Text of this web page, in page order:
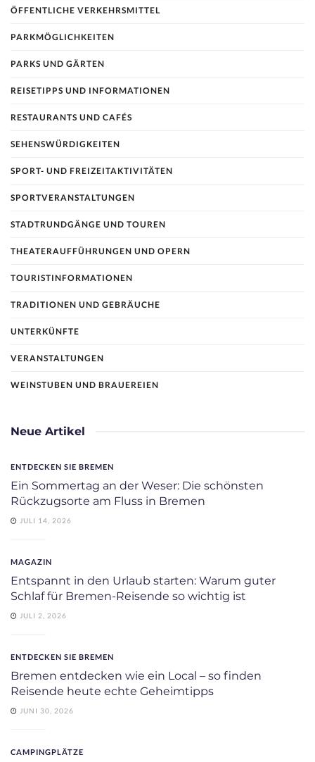
ÖFFENTLICHE VERKEHRSMITTEL
PARKMÖGLICHKEITEN
PARKS UND GÄRTEN
REISETIPPS UND INFORMATIONEN
RESTAURANTS UND CAFÉS
SEHENSWÜRDIGKEITEN
SPORT- UND FREIZEITAKTIVITÄTEN
SPORTVERANSTALTUNGEN
STADTRUNDGÄNGE UND TOUREN
THEATERAUFFÜHRUNGEN UND OPERN
TOURISTINFORMATIONEN
TRADITIONEN UND GEBRÄUCHE
UNTERKÜNFTE
VERANSTALTUNGEN
WEINSTUBEN UND BRAUEREIEN
Neue Artikel
ENTDECKEN SIE BREMEN
Ein Sommertag an der Weser: Die schönsten
Rückzugsorte am Fluss in Bremen
JULI 14, 2026
MAGAZIN
Entspannt in den Urlaub starten: Warum guter
Schlaf für Bremen-Reisende so wichtig ist
JULI 2, 2026
ENTDECKEN SIE BREMEN
Bremen entdecken wie ein Local – so finden
Reisende heute echte Geheimtipps
JUNI 30, 2026
CAMPINGPLÄTZE